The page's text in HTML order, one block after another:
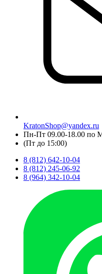
KratonShop@yandex.ru
Пн-Пт 09.00-18.00 по
(Пт до 15:00)
8 (812) 642-10-04
8 (812) 245-06-92
8 (964) 342-10-04